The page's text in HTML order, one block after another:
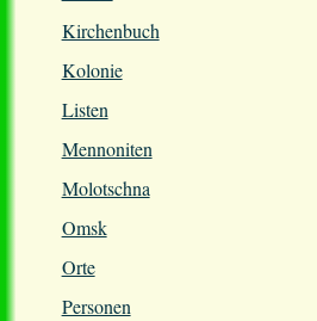
Kirchenbuch
Kolonie
Listen
Mennoniten
Molotschna
Omsk
Orte
Personen